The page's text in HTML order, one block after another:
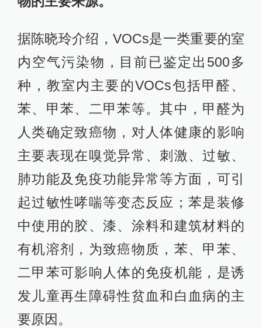
据陈晓玲介绍，VOCs是一类重要的室
内空气污染物，目前已鉴定出500多
种，教室内主要的VOCs包括甲醛、
苯、甲苯、二甲苯等。其中，甲醛为
人类确定致癌物，对人体健康的影响
主要表现在嗅觉异常、刺激、过敏、
肺功能及免疫功能异常等方面，可引
起过敏性哮喘等变态反应；苯是装修
中使用的胶、漆、涂料和建筑材料的
有机溶剂，为致癌物质，苯、甲苯、
二甲苯可影响人体的免疫机能，是诱
发儿童再生障碍性贫血和白血病的主
要原因。